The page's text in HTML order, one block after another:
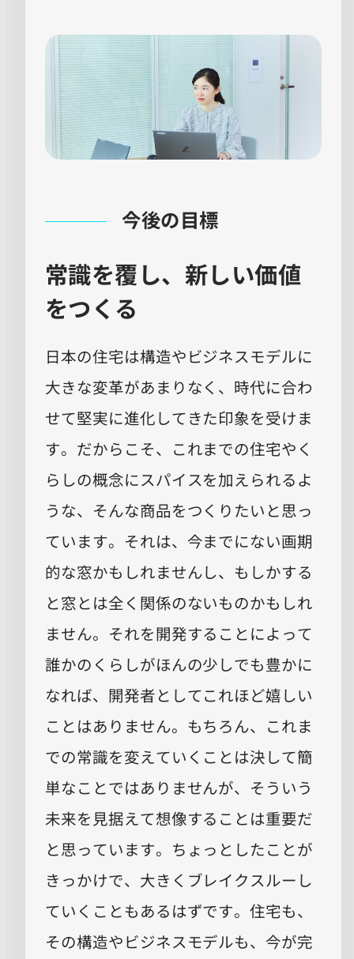
今後の目標
常識を覆し、新しい価値
をつくる
日本の住宅は構造やビジネスモデルに
大きな変革があまりなく、時代に合わ
せて堅実に進化してきた印象を受けま
す。だからこそ、これまでの住宅やく
らしの概念にスパイスを加えられるよ
うな、そんな商品をつくりたいと思っ
ています。それは、今までにない画期
的な窓かもしれませんし、もしかする
と窓とは全く関係のないものかもしれ
ません。それを開発することによって
誰かのくらしがほんの少しでも豊かに
なれば、開発者としてこれほど嬉しい
ことはありません。もちろん、これま
での常識を変えていくことは決して簡
単なことではありませんが、そういう
未来を見据えて想像することは重要だ
と思っています。ちょっとしたことが
きっかけで、大きくブレイクスルーし
ていくこともあるはずです。住宅も、
その構造やビジネスモデルも、今が完